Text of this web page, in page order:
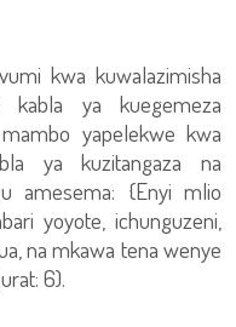
kwa kuwalazimisha
kabla ya kuegemeza
yapelekwe kwa
ya kuzitangaza na
amesema: {Enyi mlio
yoyote, ichunguzeni,
na mkawa tena wenye
6).